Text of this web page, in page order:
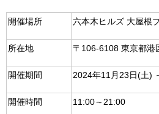
開催場所 六本木ヒルズ 大屋根
所在地 〒106-6108 東京都港
開催期間 2024年11月23日(土)
開催時間 11:00～21:00